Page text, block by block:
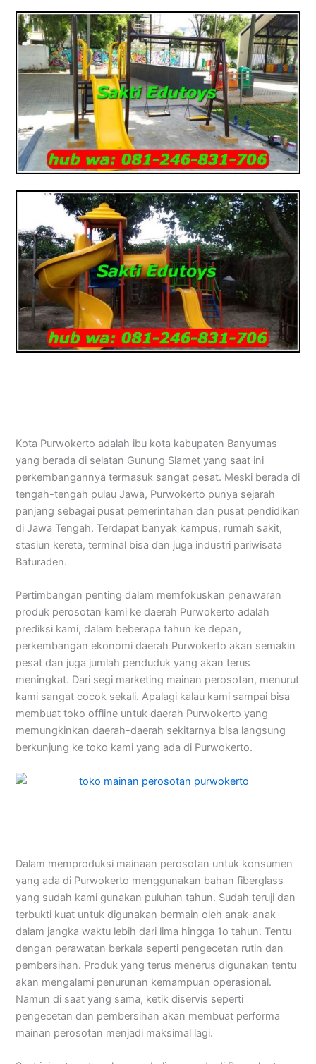
Kota Purwokerto adalah ibu kota kabupaten Banyumas
yang berada di selatan Gunung Slamet yang saat ini
perkembangannya termasuk sangat pesat. Meski berada di
tengah-tengah pulau Jawa, Purwokerto punya sejarah
panjang sebagai pusat pemerintahan dan pusat pendidikan
di Jawa Tengah. Terdapat banyak kampus, rumah sakit,
stasiun kereta, terminal bisa dan juga industri pariwisata
Baturaden.
Pertimbangan penting dalam memfokuskan penawaran
produk perosotan kami ke daerah Purwokerto adalah
prediksi kami, dalam beberapa tahun ke depan,
perkembangan ekonomi daerah Purwokerto akan semakin
pesat dan juga jumlah penduduk yang akan terus
meningkat. Dari segi marketing mainan perosotan, menurut
kami sangat cocok sekali. Apalagi kalau kami sampai bisa
membuat toko offline untuk daerah Purwokerto yang
memungkinkan daerah-daerah sekitarnya bisa langsung
berkunjung ke toko kami yang ada di Purwokerto.
Dalam memproduksi mainaan perosotan untuk konsumen
yang ada di Purwokerto menggunakan bahan fiberglass
yang sudah kami gunakan puluhan tahun. Sudah teruji dan
terbukti kuat untuk digunakan bermain oleh anak-anak
dalam jangka waktu lebih dari lima hingga 1o tahun. Tentu
dengan perawatan berkala seperti pengecetan rutin dan
pembersihan. Produk yang terus menerus digunakan tentu
akan mengalami penurunan kemampuan operasional.
Namun di saat yang sama, ketik diservis seperti
pengecetan dan pembersihan akan membuat performa
mainan perosotan menjadi maksimal lagi.